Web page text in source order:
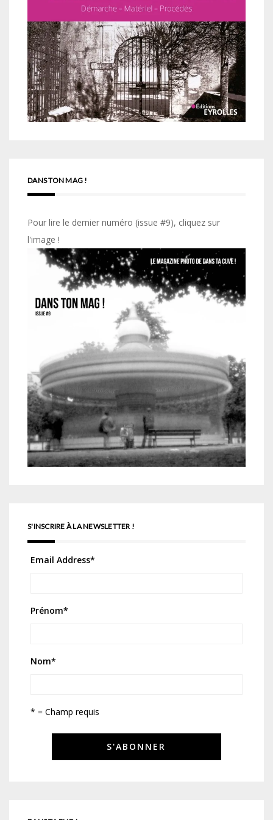
DANS TON MAG !
Pour lire le dernier numéro (issue #9), cliquez sur
l'image !
S'INSCRIRE À LA NEWSLETTER !
Email Address*
Prénom*
Nom*
* = Champ requis